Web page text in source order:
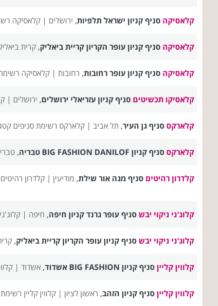
קלאסיקה סניף קניון ישראל תלפיות, ירושלים |קלאסיקה
קלאסיקה סניף קניון עופר הקריון קריית ביאליק,קרית
קלאסיקה סניף קניון עופר רחובות, רחובות |קלאסיקה
קלאסיקו תכשיטים סניף קניון עזריאלי ירושלים, ירושלים |
קלארקססניף גן העיר, תל אביב |קלארקס רשימת סניפים
קלארקססניף קניון BIG FASHION DANILOF טבריה ,
קלדרון רהיטים סניף מגה אור שילת, מודיעין |קלדרון
קלוג'ני ניקוי יבשסניף עופר גרנד קניון חיפה, חיפה |
קלוג'ני ניקוי יבשסניף קניון עופר הקריון קריית ביאליק,
קלווין קלייןסניף קניון BIG FASHION אשדוד , אשדוד |
קלווין קלייןסניף קניון הזהב, ראשון לציון |קלווין קליין